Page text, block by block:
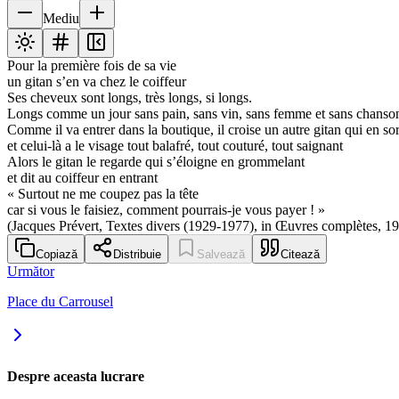
Mediu
Pour la première fois de sa vie
un gitan s’en va chez le coiffeur
Ses cheveux sont longs, très longs, si longs.
Longs comme un jour sans pain, sans vin, sans femme et sans
Comme il va entrer dans la boutique, il croise un autre gitan qui en
et celui-là a le visage tout balafré, tout couturé, tout saignant
Alors le gitan le regarde qui s’éloigne en grommelant
et dit au coiffeur en entrant
« Surtout ne me coupez pas la tête
car si vous le faisiez, comment pourrais-je vous payer ! »
(Jacques Prévert, Textes divers (1929-1977), in Œuvres complètes,
Copiază Distribuie Salvează Citează
Următor
Place du Carrousel
Despre aceasta lucrare